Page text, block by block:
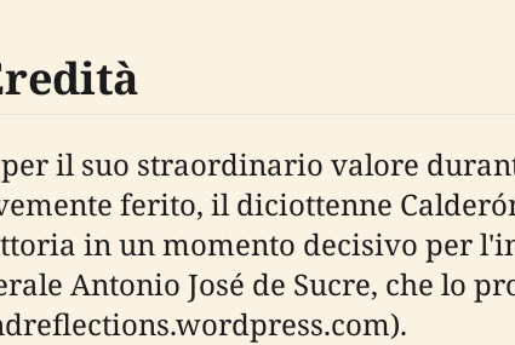
il suo straordinario valore
ferito, il diciottenne
in un momento decisivo per
Antonio José de Sucre, che lo